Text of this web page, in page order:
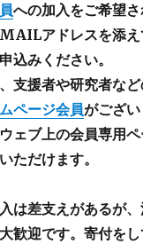
への加入をご希望
アドレスを添え
込みください。
支援者や研究者な
ページ会員がござ
ェブ上の会員専用
ただけます。
は差支えがあるが
歓迎です。寄付を